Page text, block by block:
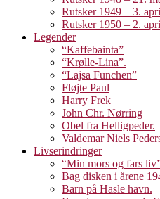
Rutsker 1949 – 3.
Rutsker 1950 – 2.
Legender
“Kaffebainta”
“Krølle-Lina”.
“Lajsa Funchen”
Fløjte Paul
Harry Frek
John Chr. Nørring
Obel fra Helligpeder.
Valdemar Niels
Livserindringer
“Min mors og fars
Bag disken i årene
Barn på Hasle havn.